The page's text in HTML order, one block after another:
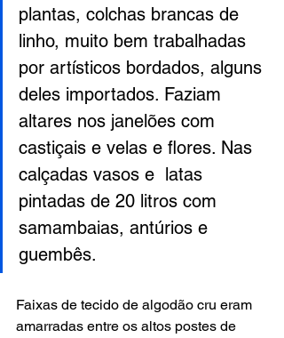
plantas, colchas brancas de
linho, muito bem trabalhadas
por artísticos bordados, alguns
deles importados. Faziam
altares nos janelões com
castiçais e velas e flores. Nas
calçadas vasos e  latas
pintadas de 20 litros com
samambaias, antúrios e
guembês.
Faixas de tecido de algodão cru eram
amarradas entre os altos postes de